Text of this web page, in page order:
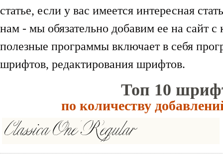
статье, если у вас имеется интересная
нам - мы обязательно добавим ее на сайт с
полезные программы включает в себя
шрифтов, редактирования шрифтов.
Топ 10
по количеству